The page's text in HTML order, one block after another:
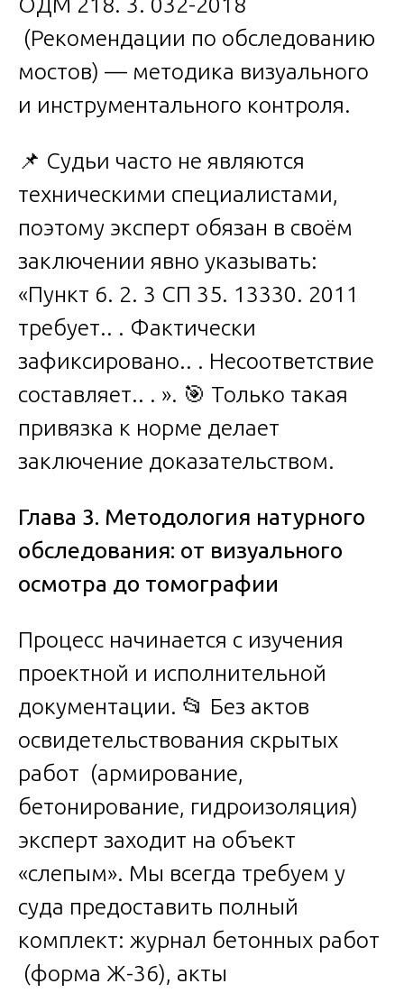
(Рекомендации по обследованию
мостов) — методика визуального
и инструментального контроля.
📌 Судьи часто не являются
техническими специалистами,
поэтому эксперт обязан в своём
заключении явно указывать:
«Пункт 6. 2. 3 СП 35. 13330. 2011
требует.. . Фактически
зафиксировано.. . Несоответствие
составляет.. . ». 🎯 Только такая
привязка к норме делает
заключение доказательством.
Глава 3. Методология натурного
обследования: от визуального
осмотра до томографии
Процесс начинается с изучения
проектной и исполнительной
документации. 📂 Без актов
освидетельствования скрытых
работ (армирование,
бетонирование, гидроизоляция)
эксперт заходит на объект
«слепым». Мы всегда требуем у
суда предоставить полный
комплект: журнал бетонных работ
(форма Ж-36), акты